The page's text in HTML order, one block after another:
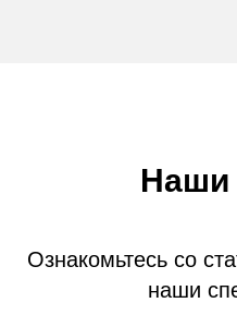
Наши
Ознакомьтесь со
наши